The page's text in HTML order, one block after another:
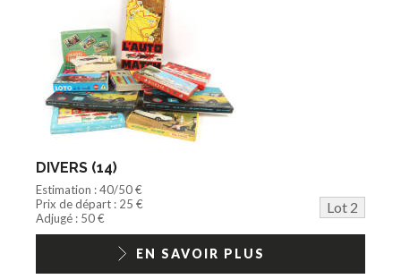
DIVERS (14)
Estimation : 40/50 €
Prix de départ : 25 €
Lot 2
Adjugé : 50 €
EN SAVOIR PLUS